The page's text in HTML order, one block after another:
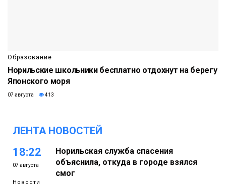
Образование
Норильские школьники бесплатно отдохнут на берегу
Японского моря
07 августа 413
ЛЕНТА НОВОСТЕЙ
18:22
07 августа
Новости
Норильская служба спасения
объяснила, откуда в городе взялся
смог